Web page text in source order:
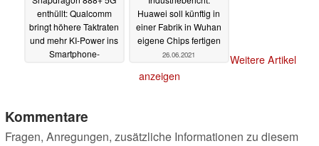
enthüllt: Qualcomm
bringt höhere Taktraten
und mehr KI-Power ins
Smartphone-
Huawei soll künftig in
einer Fabrik in Wuhan
eigene Chips fertigen
26.06.2021
Weitere Artikel
anzeigen
Kommentare
Fragen, Anregungen, zusätzliche Informationen zu diesem